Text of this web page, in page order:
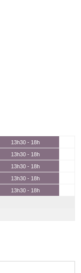
13h30 - 18h
13h30 - 18h
13h30 - 18h
13h30 - 18h
13h30 - 18h